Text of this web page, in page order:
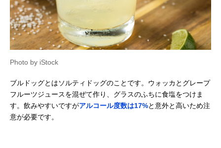
Photo by iStock
ブルドッグとはソルティドッグのことです。ウォッカとグレープ
フルーツジュースを混ぜて作り、グラスのふちに食塩をつけま
す。飲みやすいですがアルコール度数は17%と意外と高いため注
意が必要です。